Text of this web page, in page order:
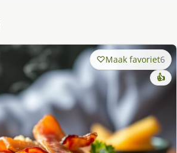
Maak favoriet6
👍